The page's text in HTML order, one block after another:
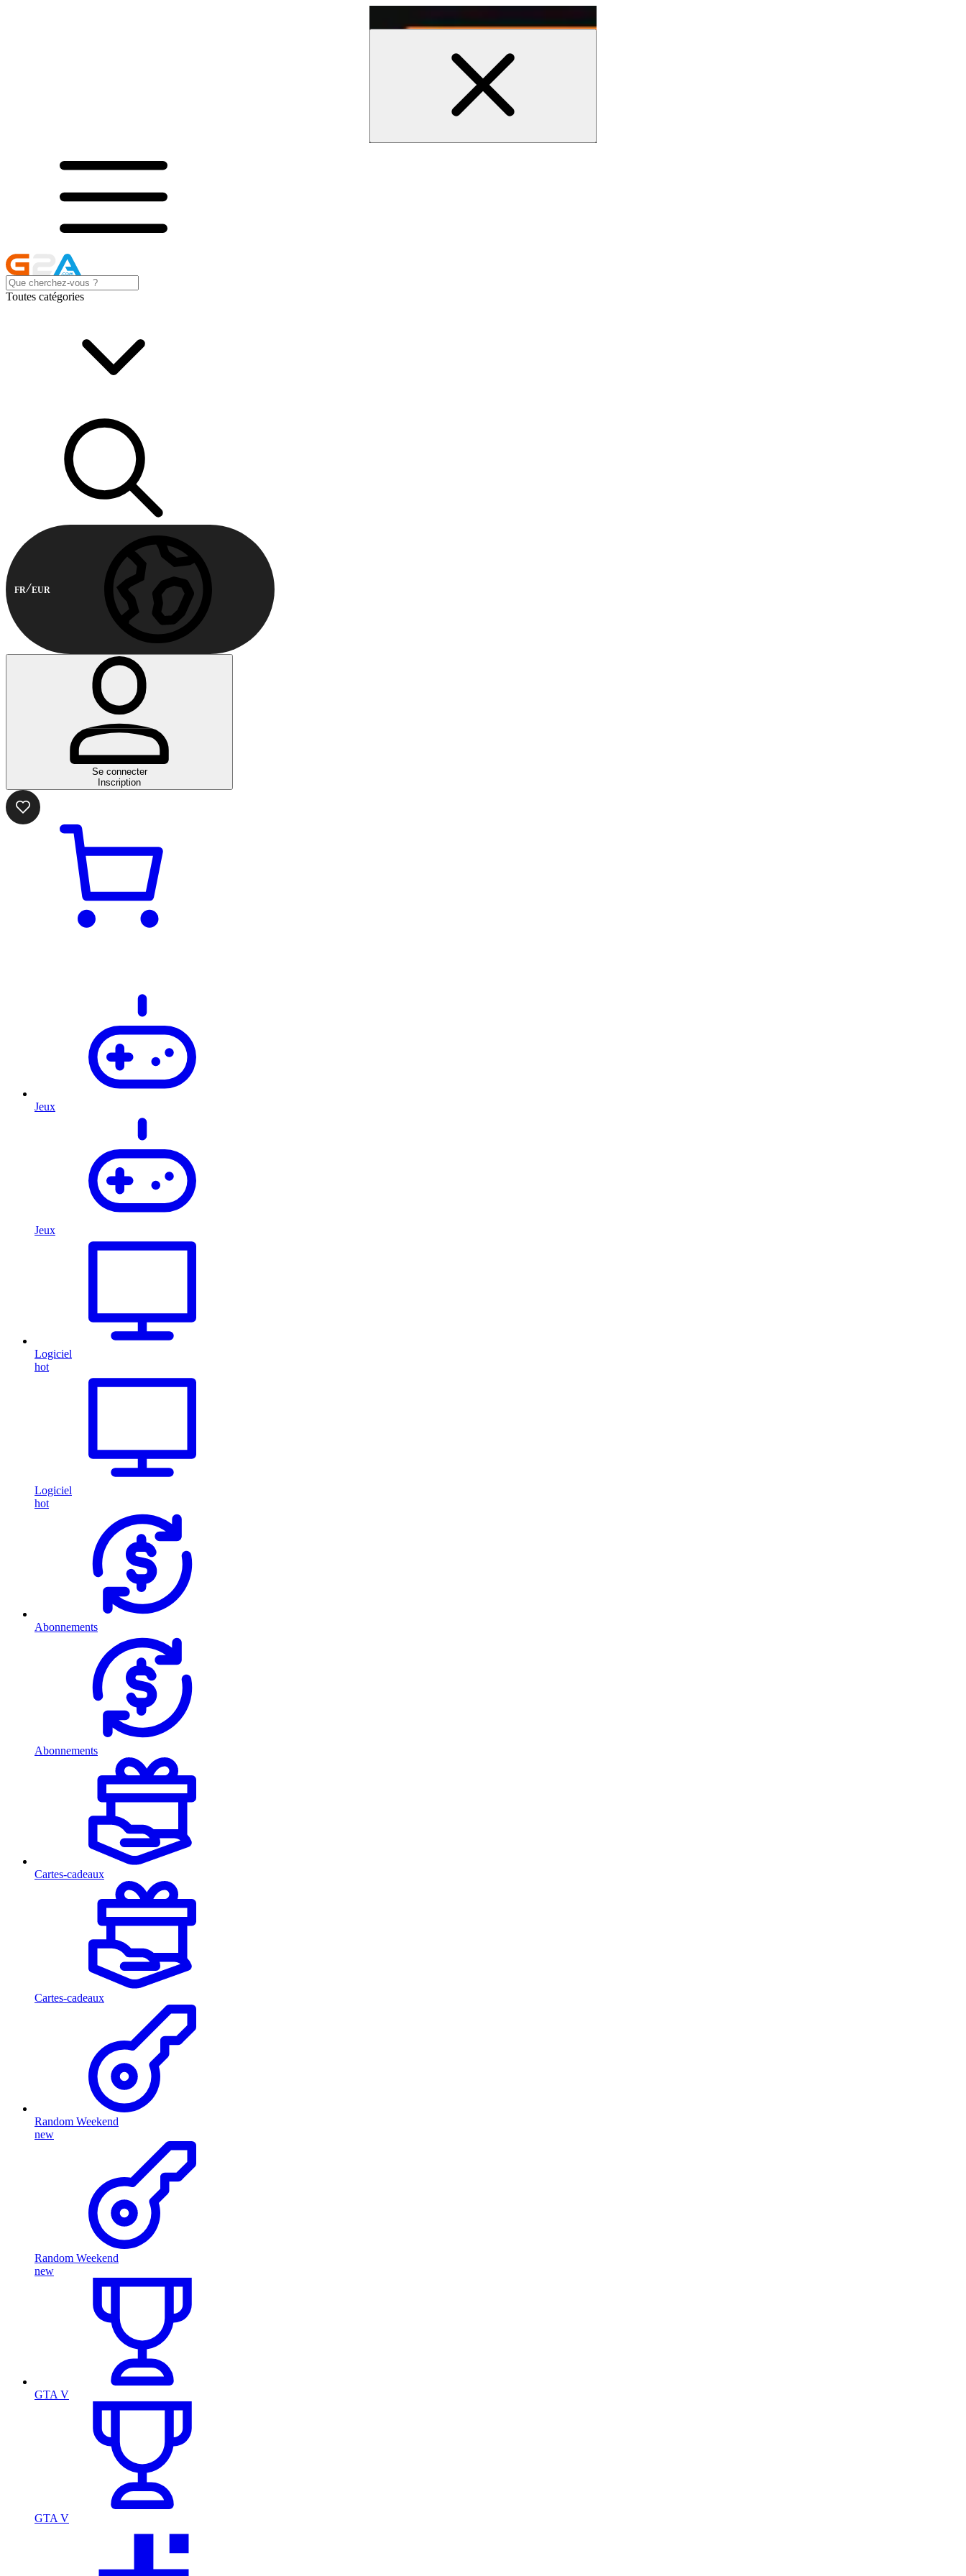
Toutes catégories
FR EUR
Se connecter
Inscription
Jeux
Jeux
Logiciel
hot
Logiciel
hot
Abonnements
Abonnements
Cartes-cadeaux
Cartes-cadeaux
Random Weekend
new
Random Weekend
new
GTA V
GTA V